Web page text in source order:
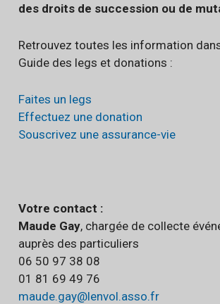
des droits de succession ou de
Retrouvez toutes les information
Guide des legs et donations :
Faites un legs
Effectuez une donation
Souscrivez une assurance-vie
Votre contact :
Maude Gay, chargée de collecte
auprès des particuliers
06 50 97 38 08
01 81 69 49 76
maude.gay@lenvol.asso.fr